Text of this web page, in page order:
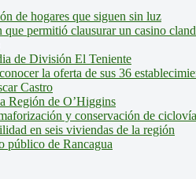
de hogares que siguen sin luz
permitió clausurar un casino
de División El Teniente
la oferta de sus 36
Castro
Región de O’Higgins
y conservación de
en seis viviendas de la región
público de Rancagua